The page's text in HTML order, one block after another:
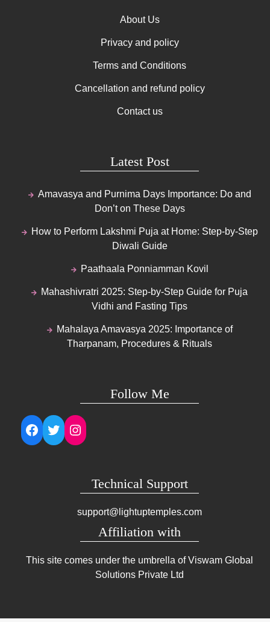
About Us
Privacy and policy
Terms and Conditions
Cancellation and refund policy
Contact us
Latest Post
Amavasya and Purnima Days Importance: Do and
Don’t on These Days
How to Perform Lakshmi Puja at Home: Step-by-Step
Diwali Guide
Paathaala Ponniamman Kovil
Mahashivratri 2025: Step-by-Step Guide for Puja
Vidhi and Fasting Tips
Mahalaya Amavasya 2025: Importance of
Tharpanam, Procedures & Rituals
Follow Me
Facebook
TwitterInstagram
Technical Support
support@lightuptemples.com
Affiliation with
This site comes under the umbrella of Viswam Global
Solutions Private Ltd